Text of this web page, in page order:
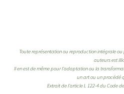
Toute représentation ou reproduction intégrale
auteurs est
Il en est de même pour l’adaptation ou la
un art ou un procédé
Extrait de l’article L 122-4 du Code